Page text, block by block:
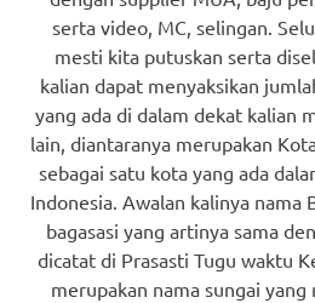
serta video, MC, selingan.
mesti kita putuskan serta
kalian dapat menyaksikan
yang ada di dalam dekat kalian
lain, diantaranya merupakan
sebagai satu kota yang ada
Indonesia. Awalan kalinya nama
bagasasi yang artinya sama
dicatat di Prasasti Tugu waktu
merupakan nama sungai